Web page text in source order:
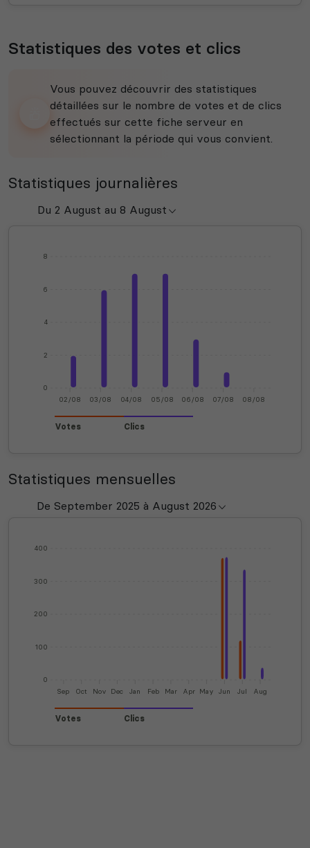
Statistiques des votes et clics
Vous pouvez découvrir des statistiques
détaillées sur le nombre de votes et de clics
effectués sur cette fiche serveur en
sélectionnant la période qui vous convient.
Statistiques journalières
0
2
4
6
8
02/08 03/08 04/08 05/08 06/08 07/08 08/08
Votes Clics
Statistiques mensuelles
0
100
200
300
400
Sep Oct Nov Dec Jan Feb Mar Apr May Jun Jul Aug
Votes Clics